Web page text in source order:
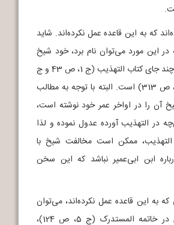
که به این قاعده عمل نکرده‌اند. شاید
این مورد می‌توان نام برد، خود شیخ
الطائفه طوسی در چند جای کتاب التهذیب (ج 1، ص 43 و ج
7، ص 31 و ج 9، ص 313) است. البته با توجه به مطالب
آن را در اواخر عمر خود نوشته است،
در التهذیب آورده عدول نموده و لذا
التهذیب، ممکن است مخالفت شیخ با
ابن ابی‌عمیر نباشد که این سخن
که به این قاعده عمل نکرده‌اند، می‌توان
به محدث النوری در خاتمه المستدرک (ج 5، ص 124)،